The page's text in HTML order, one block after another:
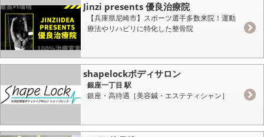
Jinzi presents 優良治療院
【兵庫県尼崎市】スポーツ選手多数来院！運動
療法やリハビリに特化した整骨院
shapelockボディサロン
銀座一丁目 駅
銀座・高待遇［美容鍼・エステティシャン］